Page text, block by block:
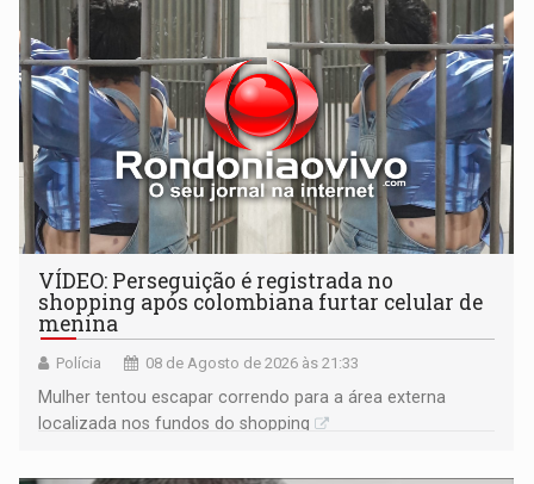
VÍDEO: Perseguição é registrada no
shopping após colombiana furtar celular de
menina
Polícia 08 de Agosto de 2026 às 21:33
Mulher tentou escapar correndo para a área externa
localizada nos fundos do shopping